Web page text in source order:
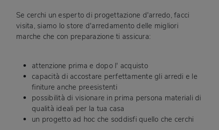
Se cerchi un esperto di progettazione d'arredo, facci
visita, siamo lo store d'arredamento delle migliori
marche che con preparazione ti assicura:
attenzione prima e dopo l' acquisto
capacità di accostare perfettamente gli arredi e le
finiture anche preesistenti
possibilità di visionare in prima persona materiali di
qualità ideali per la tua casa
un progetto ad hoc che soddisfi quello che cerchi